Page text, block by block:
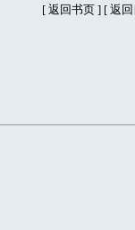
[ 返回书页 ] [ 返